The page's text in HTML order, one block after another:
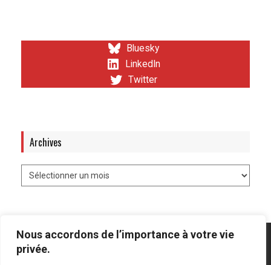
Nous accordons de l’importance à votre vie
privée.
Bluesky
LinkedIn
Twitter
Archives